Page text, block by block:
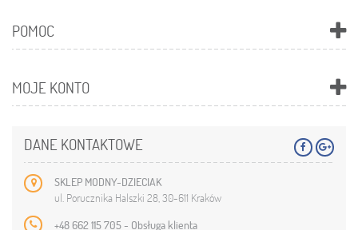
POMOC
MOJE KONTO
DANE KONTAKTOWE
SKLEP MODNY-DZIECIAK
ul. Porucznika Halszki 28, 30-611 Kraków
+48 662 115 705 - Obsługa klienta